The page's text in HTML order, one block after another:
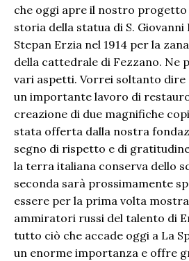
che oggi apre il nostro progetto
storia della statua di S.
Stepan Erzia nel 1914 per la
della cattedrale di Fezzano. Ne
vari aspetti. Vorrei soltanto dire
un importante lavoro di
creazione di due magnifiche
stata offerta dalla nostra
segno di rispetto e di
la terra italiana conserva dello
seconda sarà prossimamente
essere per la prima volta
ammiratori russi del talento di
tutto ciò che accade oggi a La
un enorme importanza e offre